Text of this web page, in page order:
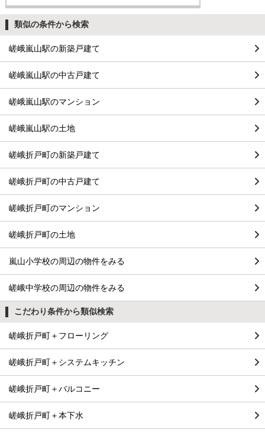
類似の条件から検索
嵯峨嵐山駅の新築戸建て
嵯峨嵐山駅の中古戸建て
嵯峨嵐山駅のマンション
嵯峨嵐山駅の土地
嵯峨折戸町の新築戸建て
嵯峨折戸町の中古戸建て
嵯峨折戸町のマンション
嵯峨折戸町の土地
嵐山小学校の周辺の物件をみる
嵯峨中学校の周辺の物件をみる
こだわり条件から類似検索
嵯峨折戸町＋フローリング
嵯峨折戸町＋システムキッチン
嵯峨折戸町＋バルコニー
嵯峨折戸町＋本下水